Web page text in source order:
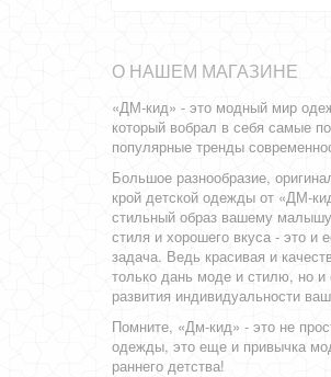
О НАШЕМ МАГАЗИНЕ
«ДМ-кид» - это модный мир
который вобрал в себя самые
популярные тренды
Большое разнообразие,
крой детской одежды от «ДМ-
стильный образ вашему
стиля и хорошего вкуса - это и
задача. Ведь красивая и
только дань моде и стилю, но и
развития индивидуальности
Помните, «Дм-кид» - это не
одежды, это еще и привычка
раннего детства!